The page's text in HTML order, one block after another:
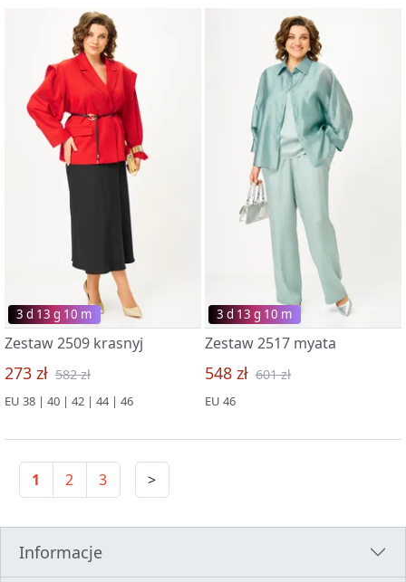
3 d 13 g 09 m
Zestaw 2509 krasnyj
273 zł 582 zł
EU 38 | 40 | 42 | 44 | 46
3 d 13 g 09 m
Zestaw 2517 myata
548 zł 601 zł
EU 46
1 2 3 >
Informacje